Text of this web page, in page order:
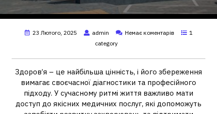
23 Лютого, 2025 admin Немає коментарів
1
category
Здоров’я – це найбільша цінність, і його збереження
вимагає своєчасної діагностики та професійного
підходу. У сучасному ритмі життя важливо мати
доступ до якісних медичних послуг, які допоможуть